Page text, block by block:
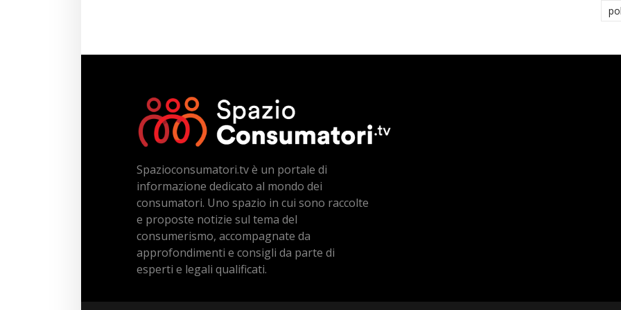
Spazioconsumatori.tv è un portale di
informazione dedicato al mondo dei
consumatori. Uno spazio in cui sono raccolte
e proposte notizie sul tema del
consumerismo, accompagnate da
approfondimenti e consigli da parte di
esperti e legali qualificati.